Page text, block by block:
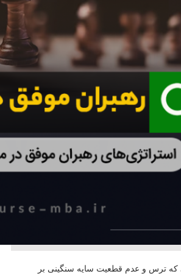
که ترس و عدم قطعیت سایه سنگینی بر